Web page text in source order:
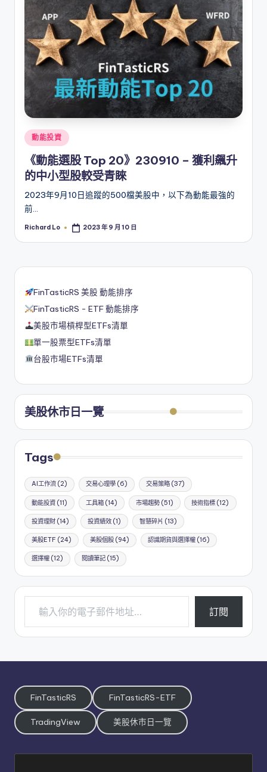
Posted
in
動能投資
《動能選股 Top 20》230910 – 獲利飆升
的中小型股較受青睞
2023年9月10日追蹤的500檔美股中，以下為動能最強的
前…
Posted
Richard Lo 2023 年 9 月 10 日
FinTasticRS 美股 動能排序
FinTasticRS - ETF 動能排序
美股市場槓桿型ETFs清單
單一股票型ETFs清單
台股市場ETFs清單
美股休市日一覽
Tags
AI工作流 (2) 交易心理學(6) 交易策略(37)
動能投資 (11) 工具箱(14) 市場趨勢(51) 技術指標 (12)
投資理財 (14) 投資績效(1) 智慧碎片 (13)
美股ETF (24) 美股個股(94) 認識期貨與選擇權(16)
選擇權 (12) 閱讀筆記(15)
輸入你的電子郵件地址…
訂閱
FinTasticRS FinTasticRS-ETF
TradingView 美股休市日一覽